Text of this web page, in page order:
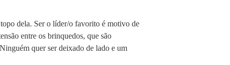
dela. Ser o líder/o favorito é motivo de
entre os brinquedos, que são
quer ser deixado de lado e um